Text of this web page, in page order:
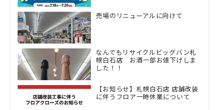
売場のリニューアルに向けて
なんでもリサイクルビッグバン札
幌白石店 お酒一部お値下げしま
した！！
【お知らせ】札幌白石店 店舗改装
に伴うフロア一時休業について